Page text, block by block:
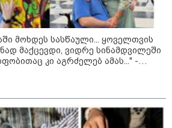
"ქალაქი დავთმე, მაგრამ
ქალურობა - არა. ვერ იჯერებენ
ფერმერი თუ ვარ" - როგორ
ცხოვრობს ახალგაზრდა ქალი,
რომელიც ქალაქიდან სოფლად
გადავიდა და ფერმერი გახდა
საქართველოზე" - გაიცანით
მარტინ გუიმჯიანი, ქართულ
სასწაული... ყოველთვის
მაქცევდი, ვიდრე სინამდვილეში
კი აგრძელებ ამას..." -